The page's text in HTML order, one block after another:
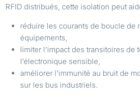
RFID distribués, cette isolation peut
réduire les courants de boucle de
équipements,
limiter l’impact des transitoires de
l’électronique sensible,
améliorer l’immunité au bruit de
sur les bus industriels.